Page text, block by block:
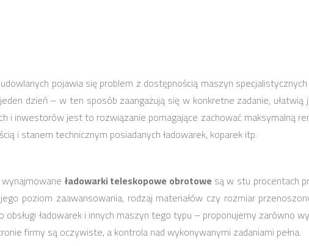
pojawia się problem z dostępnością maszyn
dzień – w ten sposób zaangażują się w konkretne zadanie,
i inwestorów jest to rozwiązanie pomagające zachować maksymalną
i stanem technicznym posiadanych ładowarek, koparek itp.
ładowarki teleskopowe obrotowe są w stu procentach
poziom zaawansowania, rodzaj materiałów czy rozmiar
obsługi ładowarek i innych maszyn tego typu – proponujemy zarówno
firmy są oczywiste, a kontrola nad wykonywanymi zadaniami pełna.